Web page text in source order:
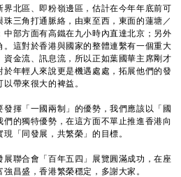
北區、即粉嶺邊區，估計在今年年底前可
三角打通脈絡，由東至西，東面的蓮塘／
部方面有高鐵在九小時內直達北京；另外
這對於香港與國家的整體連繫有一個重大
金流、訊息流，所以正如葉國華主席剛才
年輕人來說更是機遇處處，拓展他們的發
帶來很大的裨益。
揮「一國兩制」的優勢，我們應該以「國
的獨特優勢，在這方面不單止推進香港向
「同發展，共繁榮」的目標。
聯合會「百年五四」展覽圓滿成功，在座
昌盛，香港繁榮穩定，多謝大家。